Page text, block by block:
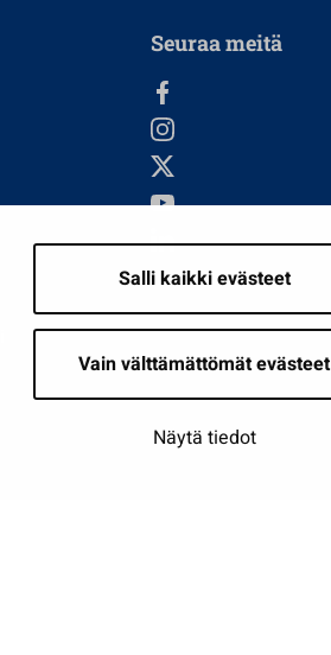
Salli kaikki evästeet
Vain välttämättömät evästeet
Näytä tiedot
Seuraa meitä